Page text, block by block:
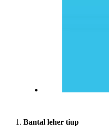
Bantal leher tiup